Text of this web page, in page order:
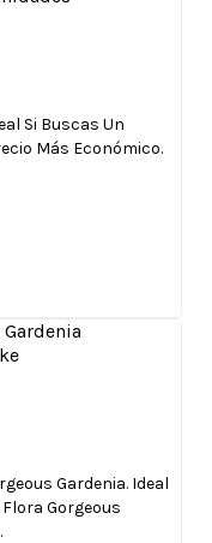
Si Buscas Un
Más Económico.
Gardenia. Ideal
Gorgeous